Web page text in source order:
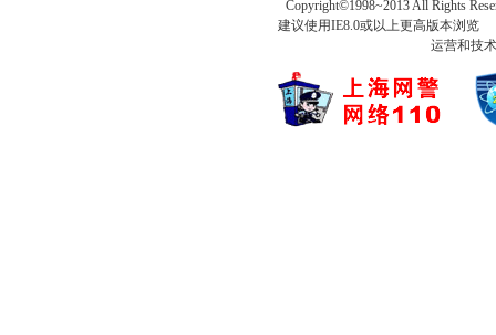
Copyright©1998~2013 All Rights
建议使用IE8.0或以上更高版本浏览
运营和技